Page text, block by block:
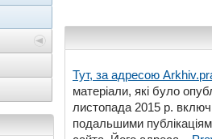
Тут, за адресою
матеріали, які було
листопада 2015 р.
подальшими